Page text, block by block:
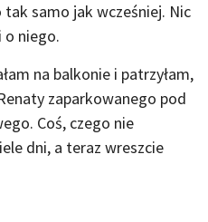
samo jak wcześniej. Nic
o niego.
na balkonie i patrzyłam,
zaparkowanego pod
Coś, czego nie
dni, a teraz wreszcie